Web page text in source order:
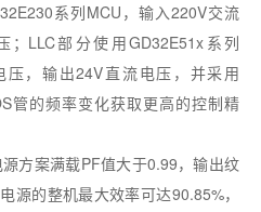
系列MCU，输入220V交流
LLC部分使用GD32E51x系列
压，输出24V直流电压，并采用
管的频率变化获取更高的控制精
方案满载PF值大于0.99，输出纹
源的整机最大效率可达90.85%，